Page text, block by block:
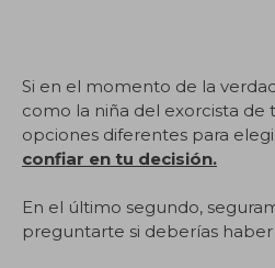
Si en el momento de la
como la niña del exorcista de
opciones diferentes para
confiar en tu decisión.
En el último segundo,
preguntarte si deberías